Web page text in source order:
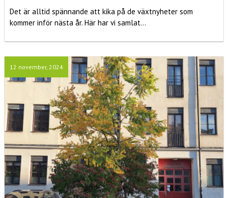
Det är alltid spännande att kika på de växtnyheter som
kommer inför nästa år. Här har vi samlat...
12 november, 2024